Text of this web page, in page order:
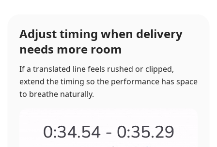
Adjust timing when delivery
needs more room
If a translated line feels rushed or clipped,
extend the timing so the performance has space
to breathe naturally.